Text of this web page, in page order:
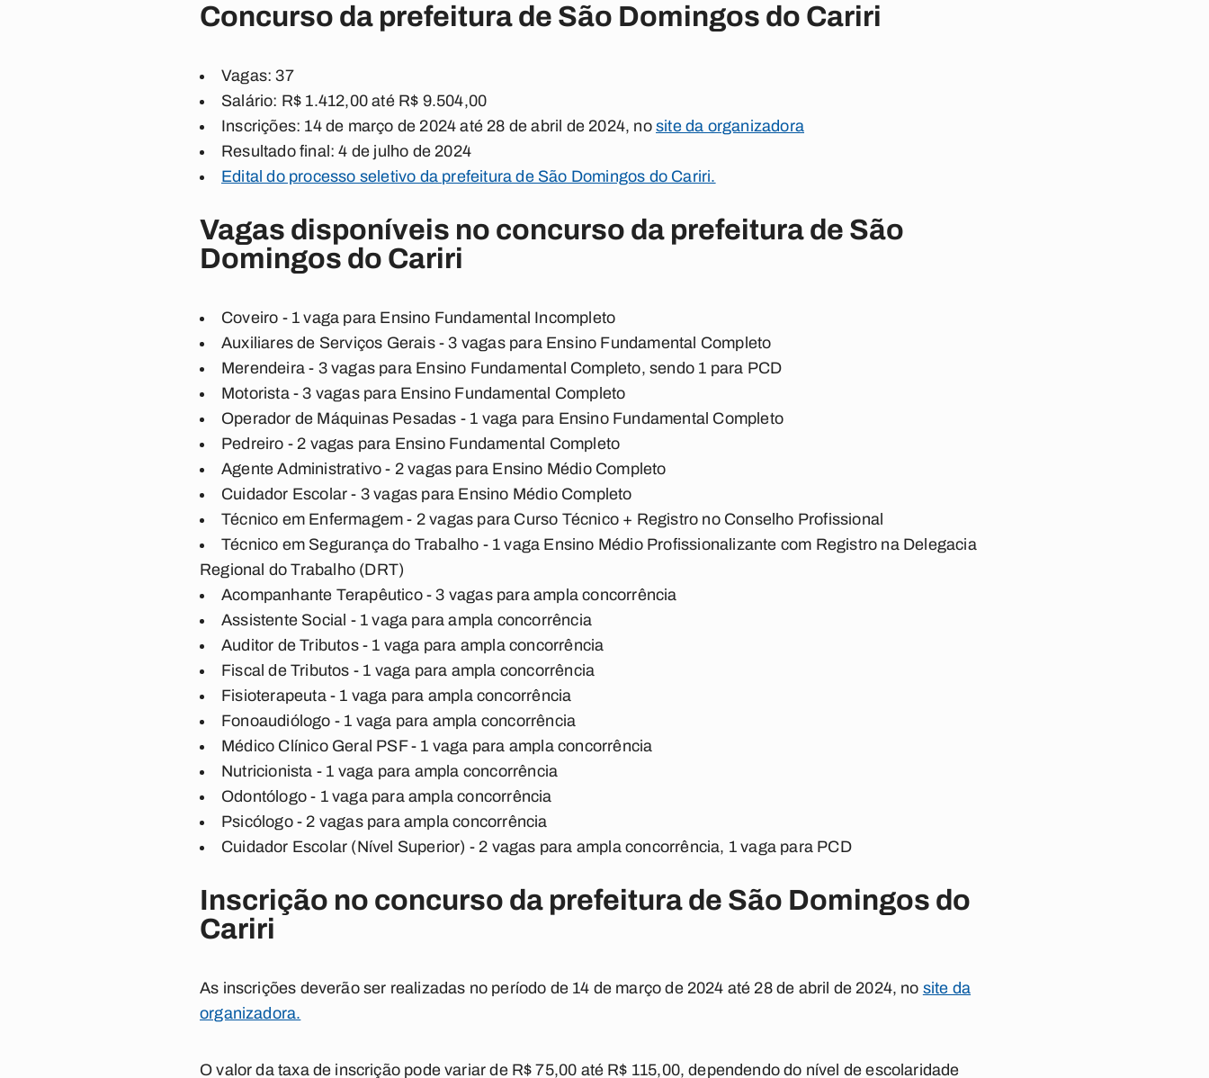
Concurso da prefeitura de São Domingos do Cariri
Vagas: 37
Salário: R$ 1.412,00 até R$ 9.504,00
Inscrições: 14 de março de 2024 até 28 de abril de 2024, nosite da organizadora
Resultado final: 4 de julho de 2024
Edital do processo seletivo da prefeitura de São Domingos do Cariri.
Vagas disponíveis no concurso da prefeitura de São
Domingos do Cariri
Coveiro - 1 vaga para Ensino Fundamental Incompleto
Auxiliares de Serviços Gerais - 3 vagas para Ensino Fundamental Completo
Merendeira - 3 vagas para Ensino Fundamental Completo, sendo 1 para PCD
Motorista - 3 vagas para Ensino Fundamental Completo
Operador de Máquinas Pesadas - 1 vaga para Ensino Fundamental Completo
Pedreiro - 2 vagas para Ensino Fundamental Completo
Agente Administrativo - 2 vagas para Ensino Médio Completo
Cuidador Escolar - 3 vagas para Ensino Médio Completo
Técnico em Enfermagem - 2 vagas para Curso Técnico + Registro no Conselho Profissional
Técnico em Segurança do Trabalho - 1 vaga Ensino Médio Profissionalizante com Registro na Delegacia
Regional do Trabalho (DRT)
Acompanhante Terapêutico - 3 vagas para ampla concorrência
Assistente Social - 1 vaga para ampla concorrência
Auditor de Tributos - 1 vaga para ampla concorrência
Fiscal de Tributos - 1 vaga para ampla concorrência
Fisioterapeuta - 1 vaga para ampla concorrência
Fonoaudiólogo - 1 vaga para ampla concorrência
Médico Clínico Geral PSF - 1 vaga para ampla concorrência
Nutricionista - 1 vaga para ampla concorrência
Odontólogo - 1 vaga para ampla concorrência
Psicólogo - 2 vagas para ampla concorrência
Cuidador Escolar (Nível Superior) - 2 vagas para ampla concorrência, 1 vaga para PCD
Inscrição no concurso da prefeitura de São Domingos do
Cariri
As inscrições deverão ser realizadas no período de 14 de março de 2024 até 28 de abril de 2024, no site da
organizadora.
O valor da taxa de inscrição pode variar de R$ 75,00 até R$ 115,00, dependendo do nível de escolaridade